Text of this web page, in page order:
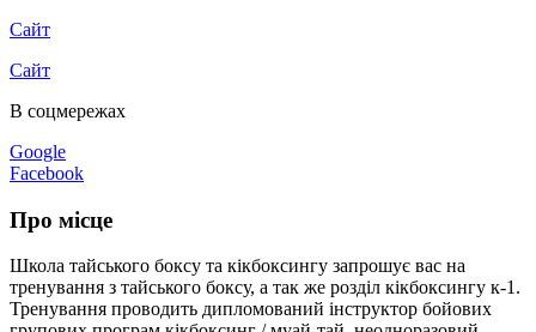
Сайт
Сайт
В соцмережах
Google
Facebook
Про місце
Школа тайського боксу та кікбоксингу запрошує вас на
тренування з тайського боксу, а так же розділ кікбоксингу к-1.
Тренування проводить дипломований інструктор бойових